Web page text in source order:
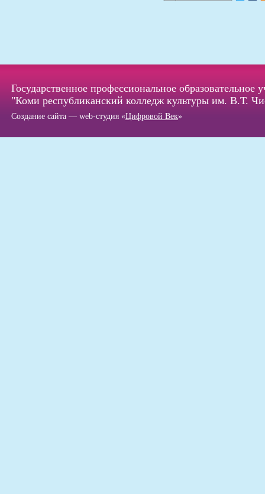
Государственное профессиональное
"Коми республиканский колледж культуры им. В.Т.
Создание сайта — web-студия «Цифровой Век»